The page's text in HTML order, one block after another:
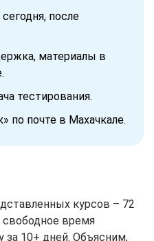
после
материалы в
тестирования.
по почте в Махачкале.
курсов – 72
свободное время
10+ дней. Объясним,